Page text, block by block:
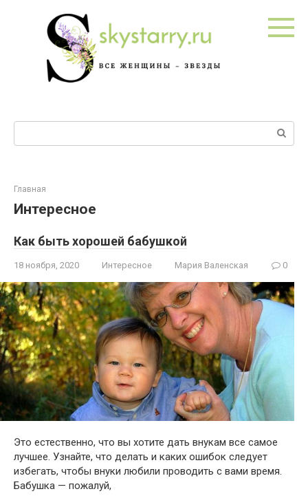
Поиск:
Главная
Интересное
Как быть хорошей бабушкой
18 ноября, 2020 Интересное Мария Валенская 0
Это естественно, что вы хотите дать внукам все самое
лучшее. Узнайте, что делать и каких ошибок следует
избегать, чтобы внуки любили проводить с вами время.
Бабушка — пожалуй,